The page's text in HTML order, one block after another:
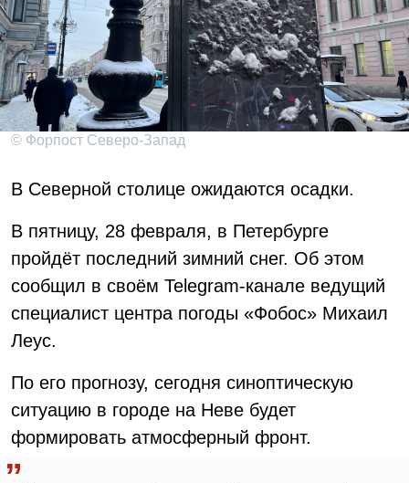
© Форпост Северо-Запад
В Северной столице ожидаются осадки.
В пятницу, 28 февраля, в Петербурге
пройдёт последний зимний снег. Об этом
сообщил в своём Telegram-канале ведущий
специалист центра погоды «Фобос» Михаил
Леус.
По его прогнозу, сегодня синоптическую
ситуацию в городе на Неве будет
формировать атмосферный фронт.